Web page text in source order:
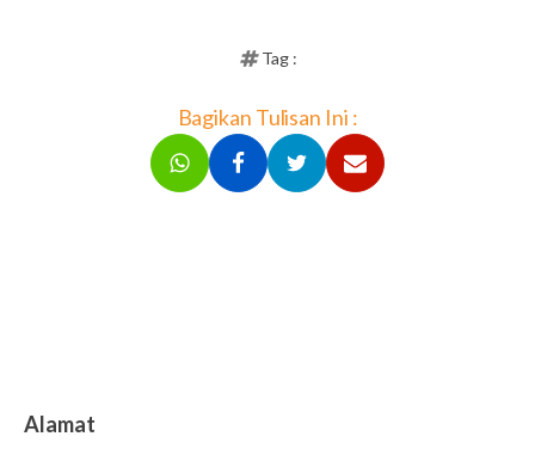
Tag :
Bagikan Tulisan Ini :
Alamat